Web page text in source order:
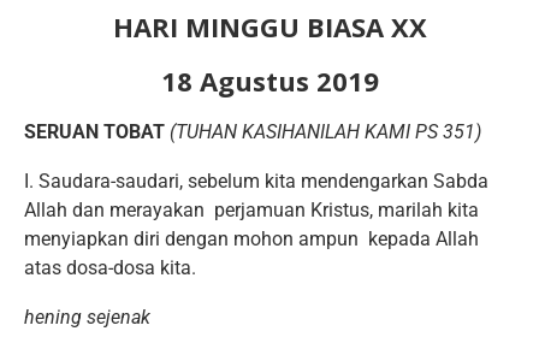
HARI MINGGU BIASA XX
18 Agustus 2019
SERUAN TOBAT (TUHAN KASIHANILAH KAMI PS 351)
I. Saudara-saudari, sebelum kita mendengarkan Sabda
Allah dan merayakan perjamuan Kristus, marilah kita
menyiapkan diri dengan mohon ampun kepada Allah
atas dosa-dosa kita.
hening sejenak